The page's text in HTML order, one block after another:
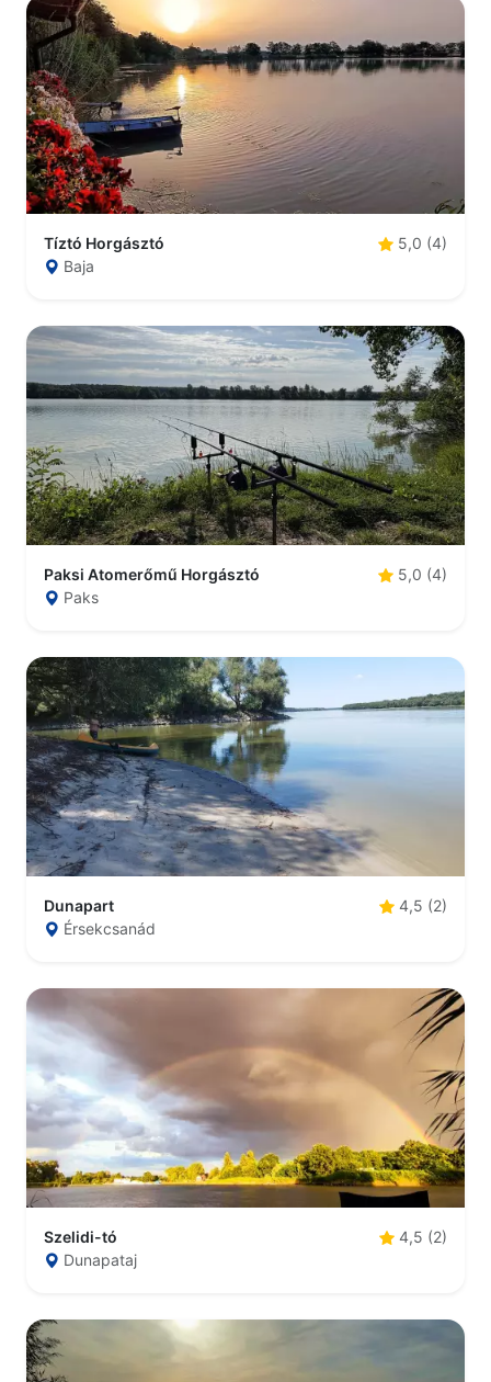
Tíztó Horgásztó
5,0 (4)
Baja
Paksi Atomerőmű Horgásztó
5,0 (4)
Paks
Dunapart
4,5 (2)
Érsekcsanád
Szelidi-tó
4,5 (2)
Dunapataj